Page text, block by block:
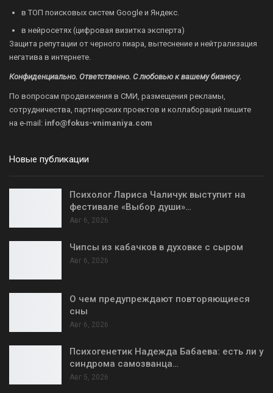
в ТОП поисковых систем Google и Яндекс.
в нейросетях (цифровая визитка эксперта)
Защита репутации от черного пиара, вытеснение и нейтрализация
негатива в интернете.
Конфиденциально. Ответственно. С любовью к вашему бизнесу.
По вопросам продвижения в СМИ, размещения рекламы,
сотрудничества, партнерских проектов и коллабораций пишите
на e-mail: info@fokus-vnimaniya.com
Новые публикации
Психолог Лариса Чаличук выступит на
фестивале «Выбор души»…
Авг 6, 2026
Чипсы из кабачков в духовке с сыром
Авг 6, 2026
О чем предупреждают повторяющиеся
сны
Авг 6, 2026
Психогенетик Надежда Бабаева: есть ли у
синдрома самозванца…
Авг 5, 2026